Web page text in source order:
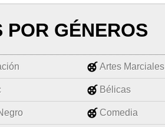
POR GÉNEROS
Artes Marciales
Bélicas
Comedia